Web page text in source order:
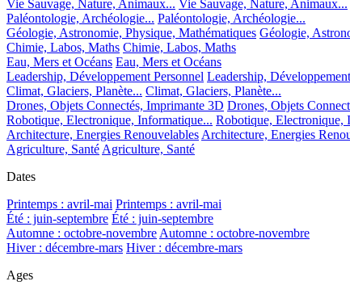
Vie Sauvage, Nature, Animaux... Vie Sauvage, Nature, Animaux...
Paléontologie, Archéologie... Paléontologie, Archéologie...
Géologie, Astronomie, Physique, Mathématiques Géologie,
Chimie, Labos, Maths Chimie, Labos, Maths
Eau, Mers et Océans Eau, Mers et Océans
Leadership, Développement Personnel Leadership,
Climat, Glaciers, Planète... Climat, Glaciers, Planète...
Drones, Objets Connectés, Imprimante 3D Drones, Objets
Robotique, Electronique, Informatique... Robotique, Electronique,
Architecture, Energies Renouvelables Architecture, Energies
Agriculture, Santé Agriculture, Santé
Dates
Printemps : avril-mai Printemps : avril-mai
Été : juin-septembre Été : juin-septembre
Automne : octobre-novembre Automne : octobre-novembre
Hiver : décembre-mars Hiver : décembre-mars
Ages